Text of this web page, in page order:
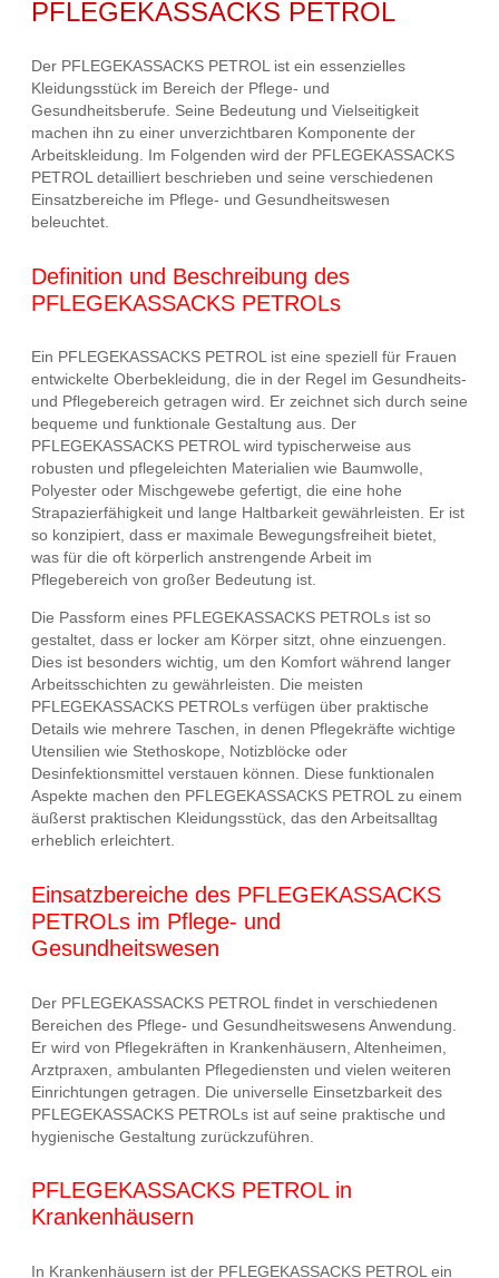
PFLEGEKASSACKS PETROL
Der PFLEGEKASSACKS PETROL ist ein essenzielles
Kleidungsstück im Bereich der Pflege- und
Gesundheitsberufe. Seine Bedeutung und Vielseitigkeit
machen ihn zu einer unverzichtbaren Komponente der
Arbeitskleidung. Im Folgenden wird der PFLEGEKASSACKS
PETROL detailliert beschrieben und seine verschiedenen
Einsatzbereiche im Pflege- und Gesundheitswesen
beleuchtet.
Definition und Beschreibung des
PFLEGEKASSACKS PETROLs
Ein PFLEGEKASSACKS PETROL ist eine speziell für Frauen
entwickelte Oberbekleidung, die in der Regel im Gesundheits-
und Pflegebereich getragen wird. Er zeichnet sich durch seine
bequeme und funktionale Gestaltung aus. Der
PFLEGEKASSACKS PETROL wird typischerweise aus
robusten und pflegeleichten Materialien wie Baumwolle,
Polyester oder Mischgewebe gefertigt, die eine hohe
Strapazierfähigkeit und lange Haltbarkeit gewährleisten. Er ist
so konzipiert, dass er maximale Bewegungsfreiheit bietet,
was für die oft körperlich anstrengende Arbeit im
Pflegebereich von großer Bedeutung ist.
Die Passform eines PFLEGEKASSACKS PETROLs ist so
gestaltet, dass er locker am Körper sitzt, ohne einzuengen.
Dies ist besonders wichtig, um den Komfort während langer
Arbeitsschichten zu gewährleisten. Die meisten
PFLEGEKASSACKS PETROLs verfügen über praktische
Details wie mehrere Taschen, in denen Pflegekräfte wichtige
Utensilien wie Stethoskope, Notizblöcke oder
Desinfektionsmittel verstauen können. Diese funktionalen
Aspekte machen den PFLEGEKASSACKS PETROL zu einem
äußerst praktischen Kleidungsstück, das den Arbeitsalltag
erheblich erleichtert.
Einsatzbereiche des PFLEGEKASSACKS
PETROLs im Pflege- und
Gesundheitswesen
Der PFLEGEKASSACKS PETROL findet in verschiedenen
Bereichen des Pflege- und Gesundheitswesens Anwendung.
Er wird von Pflegekräften in Krankenhäusern, Altenheimen,
Arztpraxen, ambulanten Pflegediensten und vielen weiteren
Einrichtungen getragen. Die universelle Einsetzbarkeit des
PFLEGEKASSACKS PETROLs ist auf seine praktische und
hygienische Gestaltung zurückzuführen.
PFLEGEKASSACKS PETROL in
Krankenhäusern
In Krankenhäusern ist der PFLEGEKASSACKS PETROL ein